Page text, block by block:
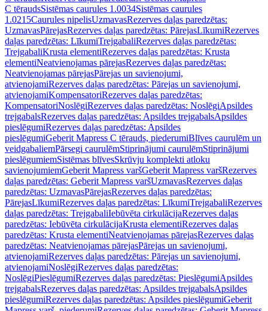
C tēraudsSistēmas caurules 1.0034Sistēmas caurules
1.0215Caurules nipelisUzmavasRezerves daļas paredzētas:
UzmavasPārejasRezerves daļas paredzētas: PārejasLīkumiRezerves
daļas paredzētas: LīkumiTrejgabaliRezerves daļas paredzētas:
TrejgabaliKrusta elementiRezerves daļas paredzētas: Krusta
elementiNeatvienojamas pārejasRezerves daļas paredzētas:
Neatvienojamas pārejasPārejas un savienojumi,
atvienojamiRezerves daļas paredzētas: Pārejas un savienojumi,
atvienojamiKompensatoriRezerves daļas paredzētas:
KompensatoriNoslēgiRezerves daļas paredzētas: NoslēgiApsildes
trejgabalsRezerves daļas paredzētas: Apsildes trejgabalsApsildes
pieslēgumiRezerves daļas paredzētas: Apsildes
pieslēgumiGeberit Mapress C tērauds, piederumiBlīves caurulēm un
veidgabaliemPārsegi caurulēmStiprinājumi caurulēmStiprinājumi
pieslēgumiemSistēmas blīvesSkrūvju komplekti atloku
savienojumiemGeberit Mapress varšGeberit Mapress varšRezerves
daļas paredzētas: Geberit Mapress varšUzmavasRezerves daļas
paredzētas: UzmavasPārejasRezerves daļas paredzētas:
PārejasLīkumiRezerves daļas paredzētas: LīkumiTrejgabaliRezerves
daļas paredzētas: TrejgabaliIebūvēta cirkulācijaRezerves daļas
paredzētas: Iebūvēta cirkulācijaKrusta elementiRezerves daļas
paredzētas: Krusta elementiNeatvienojamas pārejasRezerves daļas
paredzētas: Neatvienojamas pārejasPārejas un savienojumi,
atvienojamiRezerves daļas paredzētas: Pārejas un savienojumi,
atvienojamiNoslēgiRezerves daļas paredzētas:
NoslēgiPieslēgumiRezerves daļas paredzētas: PieslēgumiApsildes
trejgabalsRezerves daļas paredzētas: Apsildes trejgabalsApsildes
pieslēgumiRezerves daļas paredzētas: Apsildes pieslēgumiGeberit